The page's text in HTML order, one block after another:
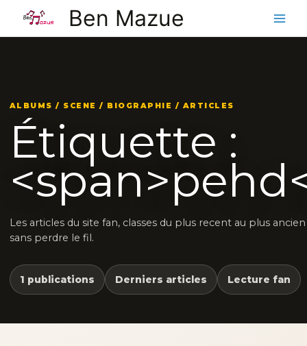
contenu
Ben Mazue
ALBUMS / SCENE / BIOGRAPHIE / ARTICLES
Étiquette :
Les articles du site fan, classes du plus recent au plus
sans perdre le fil.
1 publications Derniers articles Lecture fan